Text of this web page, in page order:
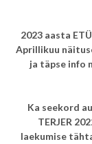
2023 aasta
Aprillikuu
ja täpse info
Ka seekord
TERJER
laekumise